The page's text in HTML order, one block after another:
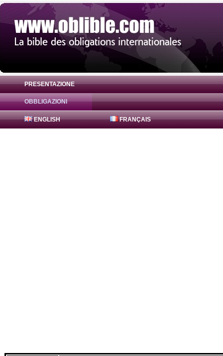
PRESENTAZIONE
OBBLIGAZIONI
ENGLISH FRANÇAIS
Obbligazione Canadian Imperial Bank 0%